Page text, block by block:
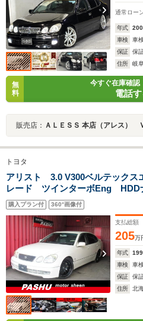
通常ロー
年式
車検
車
保証
保
住所
岐
無
料
今すぐ在庫確認
電話
販売店： ＡＬＥＳＳ 本店（アレス） ＶＩ
トヨタ
アリスト 3.0 V300ベルテック
レード ツインターボEng HDD
ンスター 足廻りローダウン ス
ー MADマッドブラックスポー
枚 整備納品書有
購入プラン付 360°画像付
支払総額
205万
年式
車検
車
保証
保
住所
北